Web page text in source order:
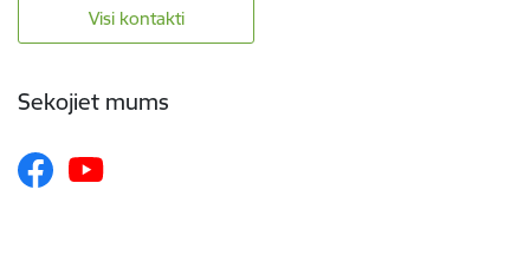
Visi kontakti
Sekojiet mums